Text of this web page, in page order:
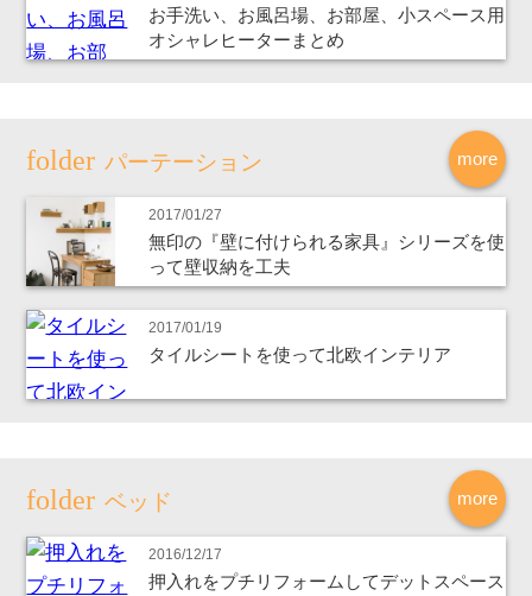
お手洗い、お風呂場、お部屋、小スペース用
オシャレヒーターまとめ
more
パーテーション
2017/01/27
無印の『壁に付けられる家具』シリーズを使
って壁収納を工夫
2017/01/19
タイルシートを使って北欧インテリア
more
ベッド
2016/12/17
押入れをプチリフォームしてデットスペース